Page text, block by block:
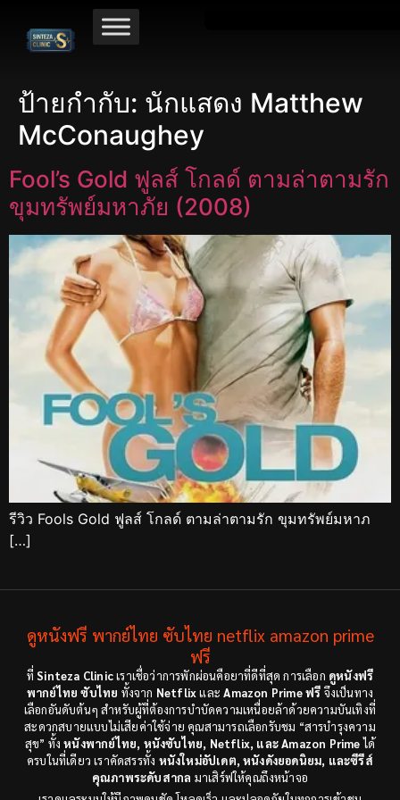
ป้ายกำกับ: นักแสดง Matthew
McConaughey
Fool’s Gold ฟูลส์ โกลด์ ตามล่าตามรัก
ขุมทรัพย์มหาภัย (2008)
รีวิว Fools Gold ฟูลส์ โกลด์ ตามล่าตามรัก ขุมทรัพย์มหาภ
[…]
ดูหนังฟรี พากย์ไทย ซับไทย netflix amazon prime
ฟรี
ที่Sinteza Clinicเราเชื่อว่าการพักผ่อนคือยาที่ดีที่สุด การเลือก ดูหนังฟรี
พากย์ไทย ซับไทย ทั้งจาก NetflixและAmazon Prime ฟรี จึงเป็นทาง
เลือกอันดับต้นๆ สำหรับผู้ที่ต้องการบำบัดความเหนื่อยล้าด้วยความบันเทิงที่
สะดวกสบายแบบไม่เสียค่าใช้จ่าย คุณสามารถเลือกรับชม “สารบำรุงความ
สุข” ทั้งหนังพากย์ไทย, หนังซับไทย, Netflix, และ Amazon Primeได้
ครบในที่เดียว เราคัดสรรทั้ง หนังใหม่อัปเดต, หนังดังยอดนิยม, และซีรีส์
คุณภาพระดับสากล มาเสิร์ฟให้คุณถึงหน้าจอ